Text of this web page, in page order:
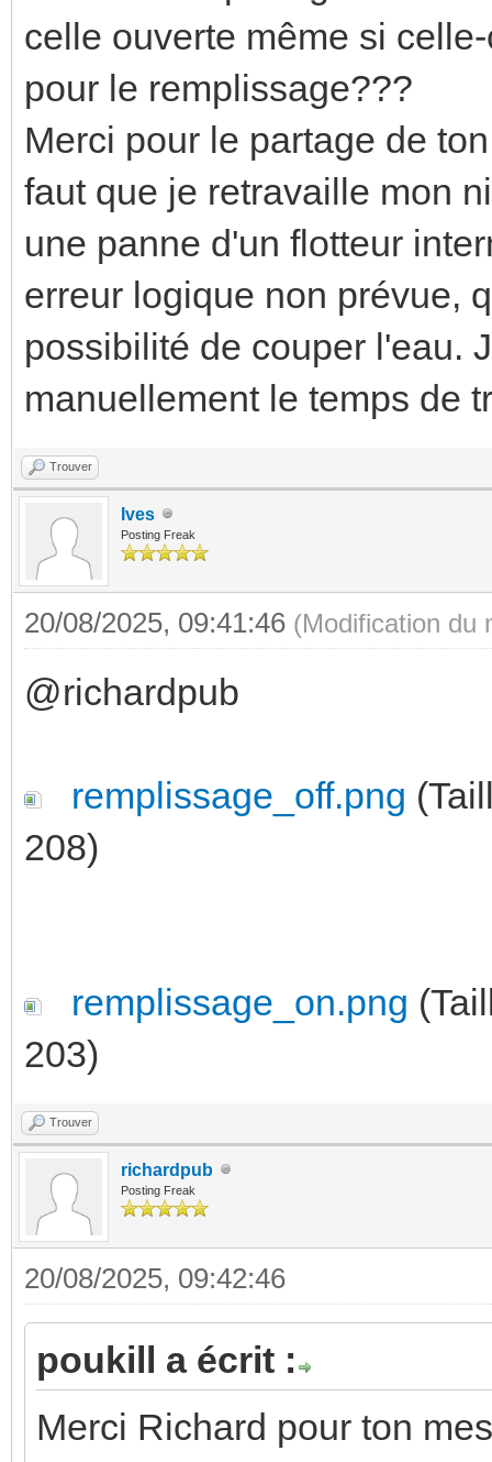
celle ouverte même si
pour le remplissage???
Merci pour le partage de
faut que je retravaille mon
une panne d'un flotteur
erreur logique non prévue,
possibilité de couper l'eau.
manuellement le temps de
Trouver
Ives
Posting Freak
20/08/2025, 09:41:46 (Modification du
@richardpub
remplissage_off.png
208)
remplissage_on.png
203)
Trouver
richardpub
Posting Freak
20/08/2025, 09:42:46
poukill a écrit :
Merci Richard pour ton